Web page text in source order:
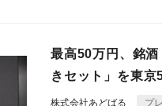
最高50万円、銘
きセット」を東
株式会社あどばる プ